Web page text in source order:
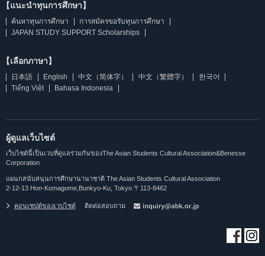
【แนะนำทุนการศึกษา】
ค้นหาทุนการศึกษา
การสมัครขอรับทุนการศึกษา
JAPAN STUDY SUPPORT Scholarships
【เลือกภาษา】
日本語 English 中文（简体字） 中文（繁體字）
한국어
Tiếng Việt
Bahasa Indonesia
ผู้ดูแลเว็บไซต์
เว็บไซต์นี้เป็นเวบที่ดูแลร่วมกันของThe Asian Students Cultural Association&Benesse
Corporation
แผนกสนับสนุนการศึกษานานาชาติ The Asian Students Cultural Association
2-12-13 Hon-Komagome,Bunkyo-Ku, Tokyo 〒113-8462
คอนเซปต์ของเวบไซต์ ติดต่อสอบถาม